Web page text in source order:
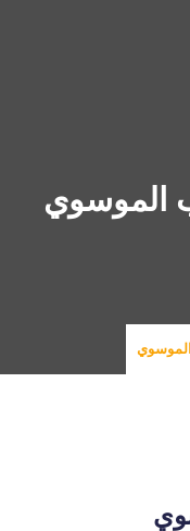
الموسوي
الموسوي